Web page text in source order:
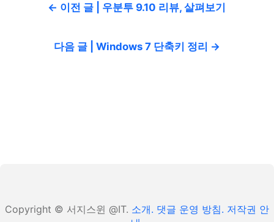
← 이전 글 | 우분투 9.10 리뷰, 살펴보기
다음 글 | Windows 7 단축키 정리 →
Copyright © 서지스윈 @IT. 소개. 댓글 운영 방침. 저작권 안